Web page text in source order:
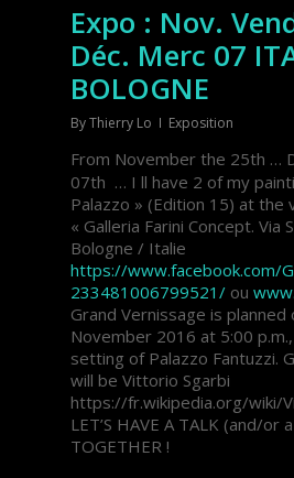
Expo : Nov.
Déc. Merc 07
BOLOGNE
ByThierry Lo Exposition
From November the 25th …
07th … I ll have 2 of my
Palazzo » (Edition 15) at the
« Galleria Farini Concept. Via
Bologne / Italie
https://www.facebook.com/
233481006799521/ ou
Grand Vernissage is planned
November 2016 at 5:00
setting of Palazzo Fantuzzi.
will be Vittorio Sgarbi
https://fr.wikipedia.org/wiki/
LET’S HAVE A TALK (and/or
TOGETHER !